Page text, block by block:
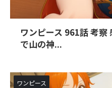
ワンピース 961話 考
で山の神...
ワンピース